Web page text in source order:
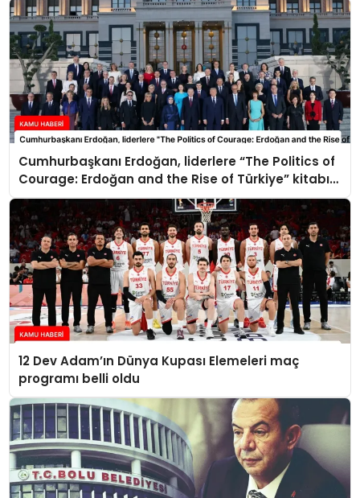
Cumhurbaşkanı Erdoğan, liderlere “The Politics of
Courage: Erdoğan and the Rise of Türkiye” kitabını
takdim etti
12 Dev Adam’ın Dünya Kupası Elemeleri maç
programı belli oldu